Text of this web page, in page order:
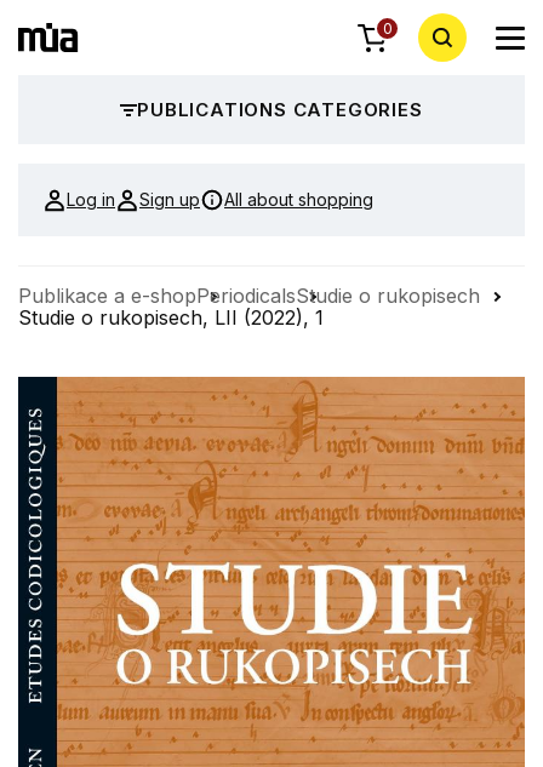
0
PUBLICATIONS CATEGORIES
Log in Sign up All about shopping
Publikace a e-shopPeriodicalsStudie o rukopisech
Studie o rukopisech, LII (2022), 1